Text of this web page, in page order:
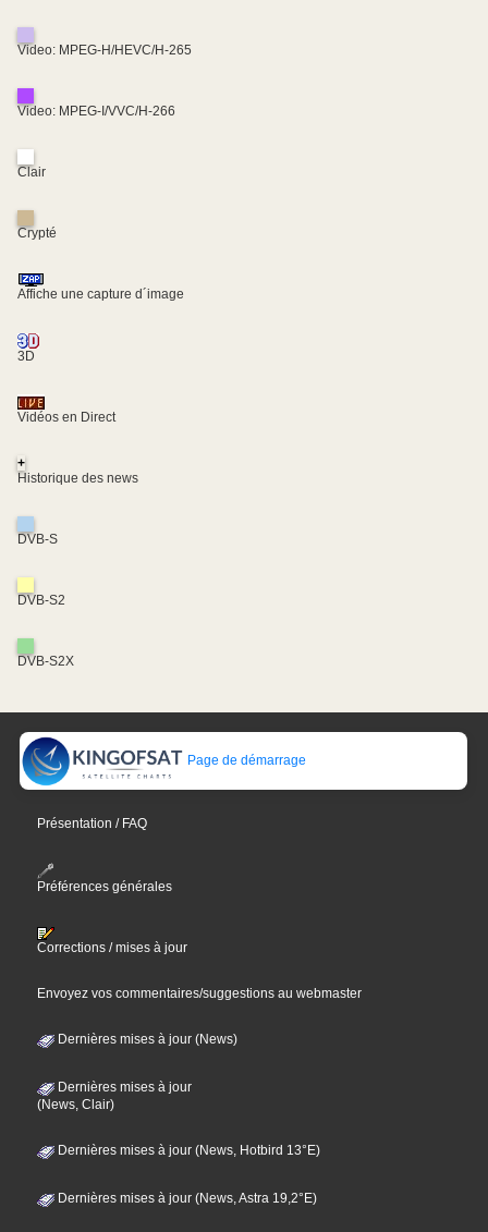
Video: MPEG-H/HEVC/H-265
Video: MPEG-I/VVC/H-266
Clair
Crypté
Affiche une capture d´image
3D
Vidéos en Direct
+
Historique des news
DVB-S
DVB-S2
DVB-S2X
Page de démarrage
Présentation / FAQ
Préférences générales
Corrections / mises à jour
Envoyez vos commentaires/suggestions au webmaster
Dernières mises à jour (News)
Dernières mises à jour
(News, Clair)
Dernières mises à jour (News, Hotbird 13°E)
Dernières mises à jour (News, Astra 19,2°E)